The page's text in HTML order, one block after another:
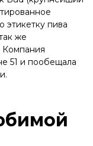
этикетку пива
же
Компания
51 и пообещала